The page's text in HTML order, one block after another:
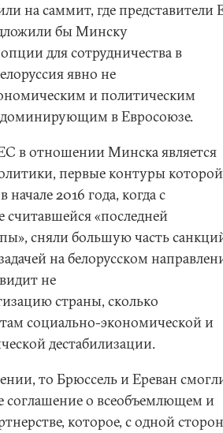
на саммит, где представители
бы Минску
для сотрудничества в
явно не
и политическим
доминирующим в Евросоюзе.
в отношении Минска является
первые контуры которой
2016 года, когда с
считавшейся «последней
сняли большую часть
на белорусском
не
страны, сколько
социально-экономической и
дестабилизации.
то Брюссель и Ереван
соглашение о всеобъемлющем и
которое, с одной